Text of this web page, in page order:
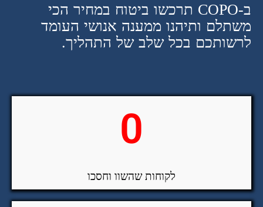
ב-COPO תרכשו ביטוח במחיר הכי
משתלם ותיהנו ממענה אנושי העומד
לרשותכם בכל שלב של התהליך.
לקוחות שהשוו וחסכו
0